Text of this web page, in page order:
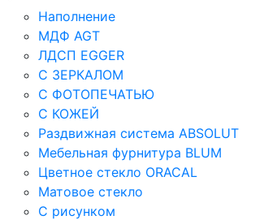
Наполнение
МДФ AGT
ЛДСП EGGER
С ЗЕРКАЛОМ
С ФОТОПЕЧАТЬЮ
С КОЖЕЙ
Раздвижная система ABSOLUT
Мебельная фурнитура BLUM
Цветное стекло ORACAL
Матовое стекло
C рисунком